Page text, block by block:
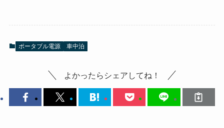
ポータブル電源 車中泊
よかったらシェアしてね！